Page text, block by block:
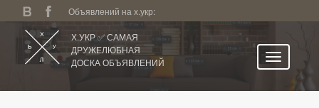
Объявлений на х.укр:
Х.УКР ✅ САМАЯ
ДРУЖЕЛЮБНАЯ
ДОСКА ОБЪЯВЛЕНИЙ